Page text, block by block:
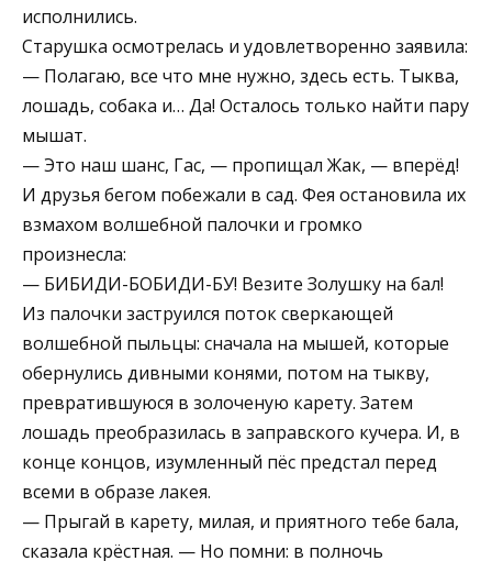
исполнились.
Старушка осмотрелась и удовлетворенно заявила:
— Полагаю, все что мне нужно, здесь есть. Тыква,
лошадь, собака и… Да! Осталось только найти пару
мышат.
— Это наш шанс, Гас, — пропищал Жак, — вперёд!
И друзья бегом побежали в сад. Фея остановила их
взмахом волшебной палочки и громко
произнесла:
— БИБИДИ-БОБИДИ-БУ! Везите Золушку на бал!
Из палочки заструился поток сверкающей
волшебной пыльцы: сначала на мышей, которые
обернулись дивными конями, потом на тыкву,
превратившуюся в золоченую карету. Затем
лошадь преобразилась в заправского кучера. И, в
конце концов, изумленный пёс предстал перед
всеми в образе лакея.
— Прыгай в карету, милая, и приятного тебе бала,
сказала крёстная. — Но помни: в полночь